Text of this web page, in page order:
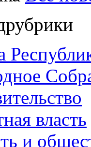
власть
и